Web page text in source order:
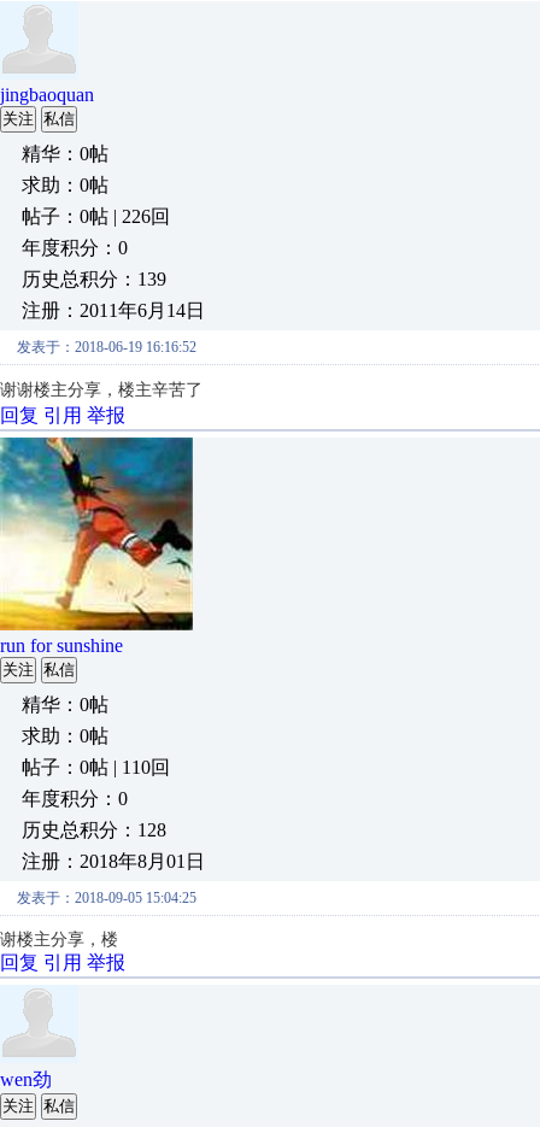
jingbaoquan
关注 私信
精华：0帖
求助：0帖
帖子：0帖 | 226回
年度积分：0
历史总积分：139
注册：2011年6月14日
发表于：2018-06-19 16:16:52
谢谢楼主分享，楼主辛苦了
回复 引用 举报
run for sunshine
关注 私信
精华：0帖
求助：0帖
帖子：0帖 | 110回
年度积分：0
历史总积分：128
注册：2018年8月01日
发表于：2018-09-05 15:04:25
谢楼主分享，楼
回复 引用 举报
wen劲
关注 私信